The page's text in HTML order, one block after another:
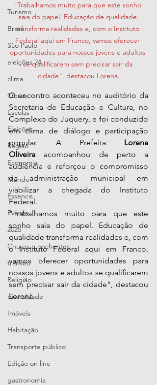
Turismo
Brasil
São Paulo
eleições 24
clima
Obras
Escolas
Eleições
Região
Economia
Mundo
Essencis
Evento
2025
Chuvas e enchentes
transito
Religião
diversidade
Imóveis
Habitação
Transporte público
Edição on line
gastronomia
"Trabalhamos muito para que este sonho
saia do papel. Educação de qualidade
transforma realidades e, com o Instituto
Federal aqui em Franco, vamos oferecer
oportunidades para nossos jovens e adultos
se qualificarem sem precisar sair da
cidade", destacou Lorena.
O encontro aconteceu no auditório da
Secretaria de Educação e Cultura, no
Complexo do Juquery, e foi conduzido
em clima de diálogo e participação
popular. A Prefeita Lorena
Oliveira acompanhou de perto a
audiência e reforçou o compromisso
da administração municipal em
viabilizar a chegada do Instituto
Federal.
"Trabalhamos muito para que este
sonho saia do papel. Educação de
qualidade transforma realidades e, com
o Instituto Federal aqui em Franco,
vamos oferecer oportunidades para
nossos jovens e adultos se qualificarem
sem precisar sair da cidade", destacou
Lorena.